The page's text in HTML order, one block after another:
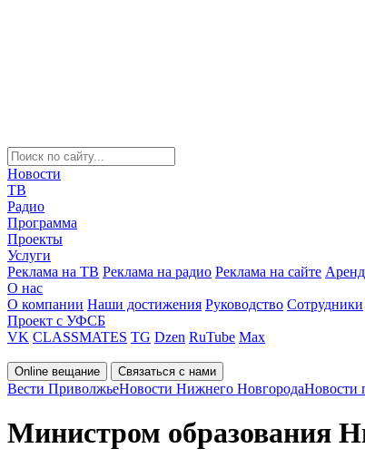
Новости
ТВ
Радио
Программа
Проекты
Услуги
Реклама на ТВ Реклама на радио Реклама на сайте
О нас
О компании Наши достижения Руководство Сотрудники
Проект с УФСБ
VK CLASSMATES TG Dzen RuTube Max
Online вещание Связаться с нами
Вести ПриволжьеНовости Нижнего НовгородаНовости
Министром образования